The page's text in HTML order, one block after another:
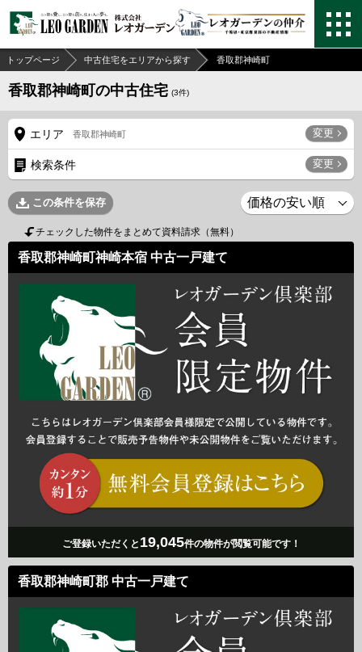
トップページ 中古住宅をエリアから探す 香取郡神崎町
香取郡神崎町の中古住宅 (3件)
エリア 香取郡神崎町 変更
検索条件 変更
この条件を保存
チェックした物件をまとめて資料請求（無料）
香取郡神崎町神崎本宿 中古一戸建て
ご登録いただくと 19,045件の物件が閲覧可能です！
香取郡神崎町郡 中古一戸建て